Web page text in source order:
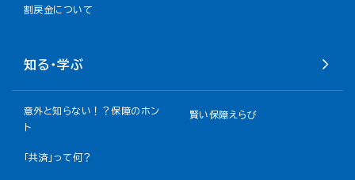
割戻金について​
知る・学ぶ
意外と知らない！？保障のホン
ト
賢い保障えらび
「共済」って何？